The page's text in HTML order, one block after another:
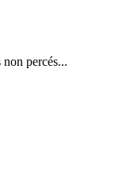
percés...